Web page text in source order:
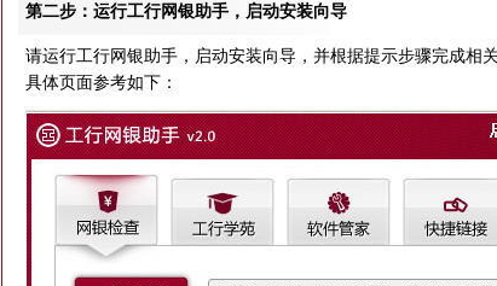
第二步：运行工行网银助手，启动安装向导
请运行工行网银助手，启动安装向导，并根据提示步骤完成相关
具体页面参考如下：